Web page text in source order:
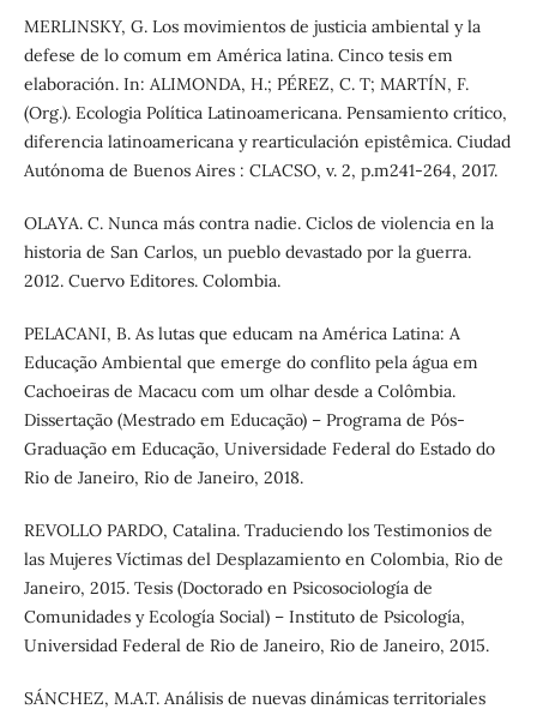
MERLINSKY, G. Los movimientos de justicia ambiental y la
defese de lo comum em América latina. Cinco tesis em
elaboración. In: ALIMONDA, H.; PÉREZ, C. T; MARTÍN, F.
(Org.). Ecologia Política Latinoamericana. Pensamiento crítico,
diferencia latinoamericana y rearticulación epistêmica. Ciudad
Autónoma de Buenos Aires : CLACSO, v. 2, p.m241-264, 2017.
OLAYA. C. Nunca más contra nadie. Ciclos de violencia en la
historia de San Carlos, un pueblo devastado por la guerra.
2012. Cuervo Editores. Colombia.
PELACANI, B. As lutas que educam na América Latina: A
Educação Ambiental que emerge do conflito pela água em
Cachoeiras de Macacu com um olhar desde a Colômbia.
Dissertação (Mestrado em Educação) – Programa de Pós-
Graduação em Educação, Universidade Federal do Estado do
Rio de Janeiro, Rio de Janeiro, 2018.
REVOLLO PARDO, Catalina. Traduciendo los Testimonios de
las Mujeres Víctimas del Desplazamiento en Colombia, Rio de
Janeiro, 2015. Tesis (Doctorado en Psicosociología de
Comunidades y Ecología Social) – Instituto de Psicología,
Universidad Federal de Rio de Janeiro, Rio de Janeiro, 2015.
SÁNCHEZ, M.A.T. Análisis de nuevas dinámicas territoriales